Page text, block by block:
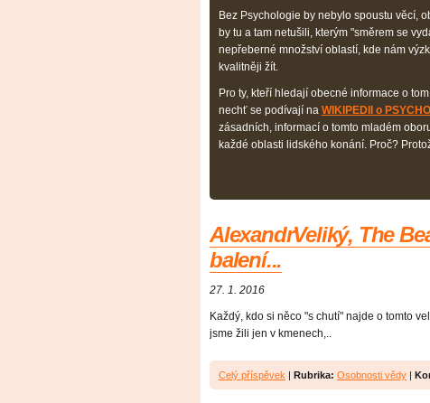
Bez Psychologie by nebylo spoustu věcí,
by tu a tam netušili, kterým "směrem se
nepřeberné množství oblastí, kde nám
kvalitněji žít.
Pro ty, kteří hledají obecné informace o
nechť se podívají na WIKIPEDII o
zásadních, informací o tomto mladém
každé oblasti lidského konání. Proč?
AlexandrVeliký, The
balení...
27. 1. 2016
Každý, kdo si něco "s chutí" najde o tomto
jsme žili jen v kmenech,..
Celý příspěvek | Rubrika: Osobnosti vědy |